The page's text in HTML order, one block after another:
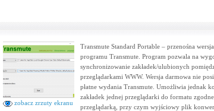
zobacz zrzuty ekranu
Transmute Standard Portable – przenośna
programu Transmute. Program pozwala na
synchronizowanie zakładek/ulubionych
przeglądarkami WWW. Wersja darmowa nie
płatne wydania Transmute. Umożliwia jednak
zakładek jednej przeglądarki do formatu
przeglądarką, przy czym wyjściowy plik